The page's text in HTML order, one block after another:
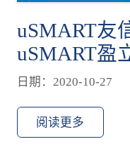
uSMART友
uSMART盈
日期：2020-10-27
阅读更多